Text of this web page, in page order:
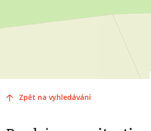
Zpět na vyhledávání